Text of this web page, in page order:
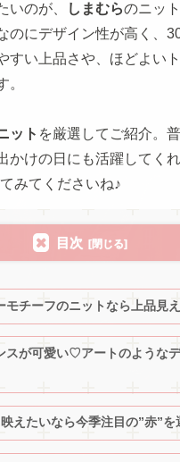
いのが、 しまむらのニッ
のにデザイン性が高く、
すい上品さや、ほどよい
。
ット を厳選してご紹介。
かけの日にも活躍してく
みてくださいね♪
目次
モチーフのニットなら上品見
スが可愛い♡アートのような
えたいなら今季注目の”赤”